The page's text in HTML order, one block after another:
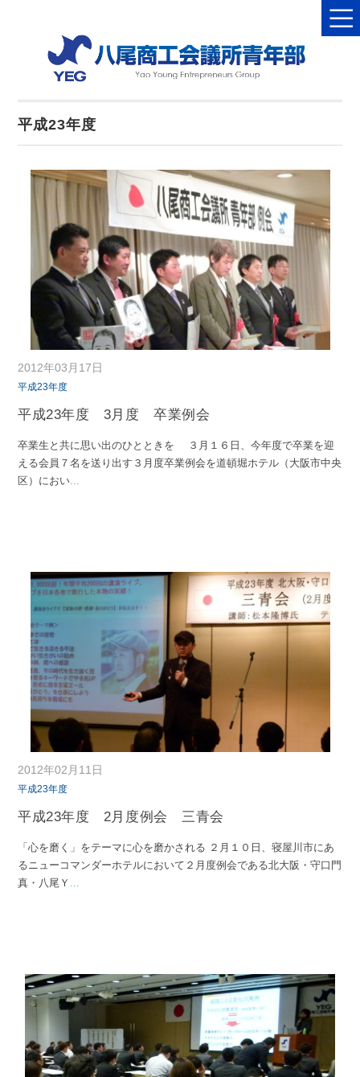
平成23年度
2012年03月17日
平成23年度
平成23年度 3月度 卒業例会
卒業生と共に思い出のひとときを ３月１６日、今年度で卒業を迎
える会員７名を送り出す３月度卒業例会を道頓堀ホテル（大阪市中央
区）におい
2012年02月11日
平成23年度
平成23年度 2月度例会 三青会
「心を磨く」をテーマに心を磨かされる ２月１０日、寝屋川市にあ
るニューコマンダーホテルにおいて２月度例会である北大阪・守口門
真・八尾Ｙ